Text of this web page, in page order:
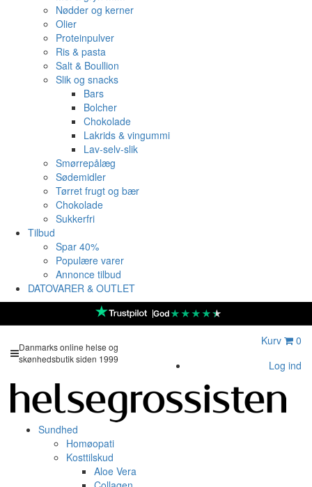
Nødder og kerner
Olier
Proteinpulver
Ris & pasta
Salt & Boullion
Slik og snacks
Bars
Bolcher
Chokolade
Lakrids & vingummi
Lav-selv-slik
Smørrepålæg
Sødemidler
Tørret frugt og bær
Chokolade
Sukkerfri
Tilbud
Spar 40%
Populære varer
Annonce tilbud
DATOVARER & OUTLET
God★★★★★
Danmarks online helse og
skønhedsbutik siden 1999
Kurv
0
Log ind
Sundhed
Homøopati
Kosttilskud
Aloe Vera